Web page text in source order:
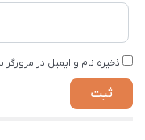
ذخیره نام و ایمیل در